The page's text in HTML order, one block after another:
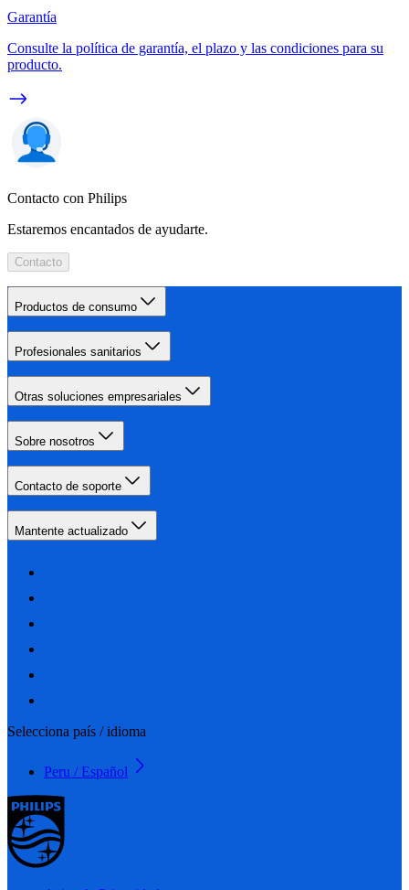
Garantía
Consulte la política de garantía, el plazo y las condiciones para su
producto.
Contacto con Philips
Estaremos encantados de ayudarte.
Contacto
Productos de consumo
Profesionales sanitarios
Otras soluciones empresariales
Sobre nosotros
Contacto de soporte
Mantente actualizado
Selecciona país / idioma
Peru / Español